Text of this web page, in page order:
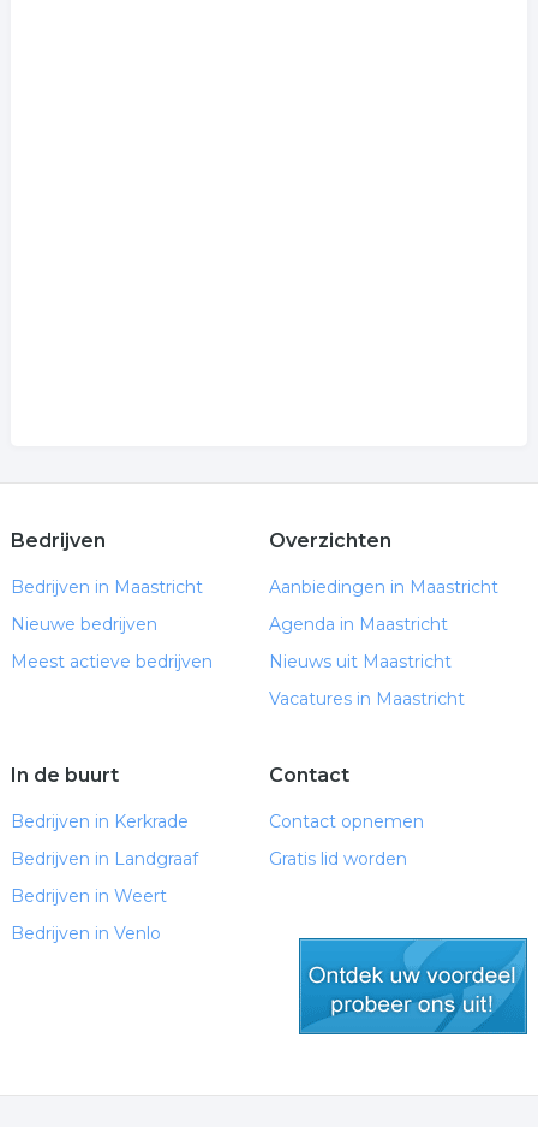
Bedrijven
Bedrijven in Maastricht
Nieuwe bedrijven
Meest actieve bedrijven
Overzichten
Aanbiedingen in Maastricht
Agenda in Maastricht
Nieuws uit Maastricht
Vacatures in Maastricht
In de buurt
Bedrijven in Kerkrade
Bedrijven in Landgraaf
Bedrijven in Weert
Bedrijven in Venlo
Contact
Contact opnemen
Gratis lid worden